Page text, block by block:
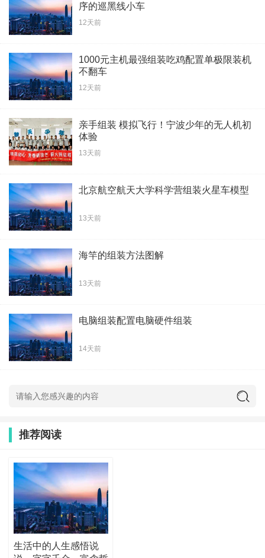
序的巡黑线小车
12天前
1000元主机最强组装吃鸡配置单极限装机
不翻车
12天前
亲手组装 模拟飞行！宁波少年的无人机初
体验
13天前
北京航空航天大学科学营组装火星车模型
13天前
海竿的组装方法图解
13天前
电脑组装配置电脑硬件组装
14天前
推荐阅读
生活中的人生感悟说